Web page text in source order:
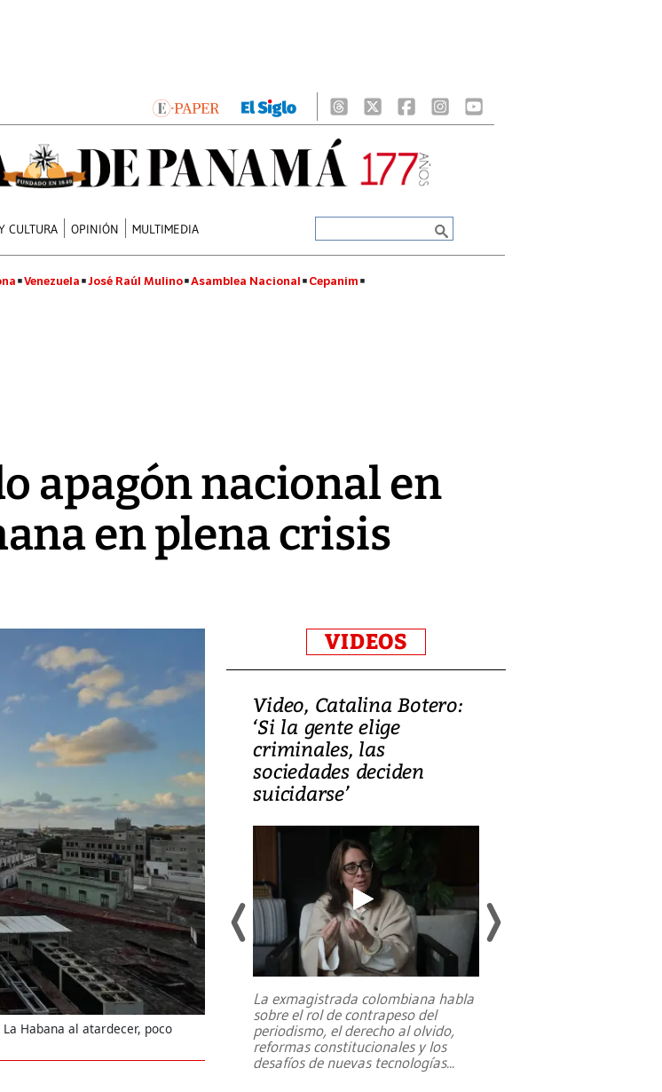
CULTURA OPINIÓN MULTIMEDIA
Venezuela José Raúl Mulino Asamblea Nacional Cepanim
apagón nacional en
en plena crisis
Habana al atardecer, poco
VIDEOS
Japón: Terremoto
heridos y graves
en Kumamoto
terremoto de magnitud
registró este martes 28 de
la prefectura de Kumamoto,
de Japón, provocando una
de gran...
Video, Catalina Botero:
‘Si la gente elige
criminales, las
sociedades deciden
suicidarse’
La exmagistrada colombiana habla
sobre el rol de contrapeso del
periodismo, el derecho al olvido,
reformas constitucionales y los
desafíos de nuevas tecnologías...